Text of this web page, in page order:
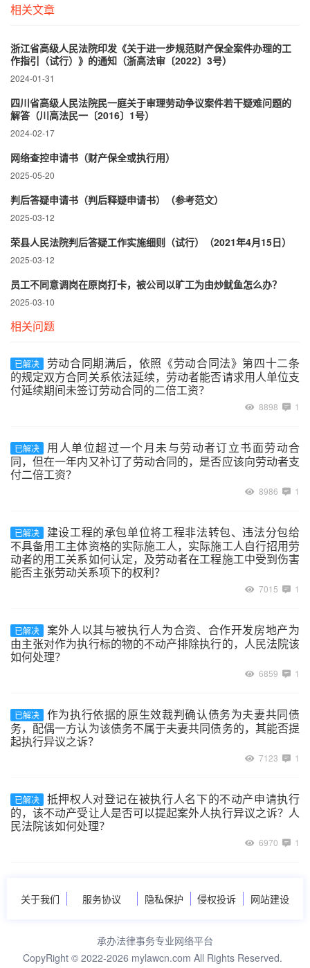
相关文章
浙江省高级人民法院印发《关于进一步规范财产保全案件办理的工
作指引（试行）》的通知（浙高法审〔2022〕3号）
2024-01-31
四川省高级人民法院民一庭关于审理劳动争议案件若干疑难问题的
解答（川高法民一〔2016〕1号）
2024-02-17
网络查控申请书（财产保全或执行用）
2025-05-20
判后答疑申请书（判后释疑申请书）（参考范文）
2025-03-12
荣县人民法院判后答疑工作实施细则（试行）（2021年4月15日）
2025-03-12
员工不同意调岗在原岗打卡，被公司以旷工为由炒鱿鱼怎么办？
2025-03-10
相关问题
已解决
劳动合同期满后，依照《劳动合同法》第四十二条
的规定双方合同关系依法延续，劳动者能否请求用人单位支
付延续期间未签订劳动合同的二倍工资？
8898 1
已解决
用人单位超过一个月未与劳动者订立书面劳动合
同，但在一年内又补订了劳动合同的，是否应该向劳动者支
付二倍工资？
8986 1
已解决
建设工程的承包单位将工程非法转包、违法分包给
不具备用工主体资格的实际施工人，实际施工人自行招用劳
动者的用工关系如何认定，及劳动者在工程施工中受到伤害
能否主张劳动关系项下的权利？
7015 1
已解决
案外人以其与被执行人为合资、合作开发房地产为
由主张对作为执行标的物的不动产排除执行的，人民法院该
如何处理？
6859 1
已解决
作为执行依据的原生效裁判确认债务为夫妻共同债
务，配偶一方认为该债务不属于夫妻共同债务的，其能否提
起执行异议之诉？
7123 1
已解决
抵押权人对登记在被执行人名下的不动产申请执行
的，该不动产受让人是否可以提起案外人执行异议之诉？人
民法院该如何处理？
6970 1
关于我们 服务协议 隐私保护 侵权投诉 网站建设
承办法律事务专业网络平台
CopyRight © 2022-2026 mylawcn.com All Rights Reserved.